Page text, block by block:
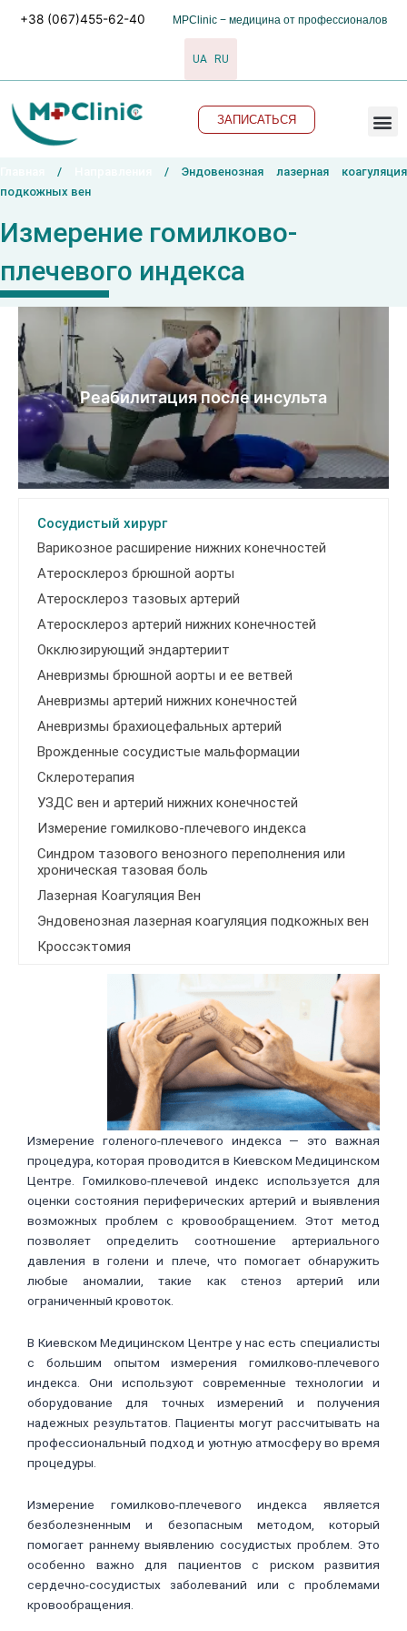
+38 (067)455-62-40 MPClinic − медицина от профессионалов
UA RU
ЗАПИСАТЬСЯ
/
/ Эндовенозная лазерная коагуляция
подкожных вен
Измерение гомилково-
плечевого индекса
Измерение голеного-плечевого индекса — это важная
процедура, которая проводится в Киевском Медицинском
Центре. Гомилково-плечевой индекс используется для
оценки состояния периферических артерий и выявления
возможных проблем с кровообращением. Этот метод
позволяет определить соотношение артериального
давления в голени и плече, что помогает обнаружить
любые аномалии, такие как стеноз артерий или
ограниченный кровоток.
В Киевском Медицинском Центре у нас есть специалисты
с большим опытом измерения гомилково-плечевого
индекса. Они используют современные технологии и
оборудование для точных измерений и получения
надежных результатов. Пациенты могут рассчитывать на
профессиональный подход и уютную атмосферу во время
процедуры.
Измерение гомилково-плечевого индекса является
безболезненным и безопасным методом, который
помогает раннему выявлению сосудистых проблем. Это
особенно важно для пациентов с риском развития
сердечно-сосудистых заболеваний или с проблемами
кровообращения.
Реабилитация после инсульта
Сосудистый хирург
Варикозное расширение нижних конечностей
Атеросклероз брюшной аорты
Атеросклероз тазовых артерий
Атеросклероз артерий нижних конечностей
Окклюзирующий эндартериит
Аневризмы брюшной аорты и ее ветвей
Аневризмы артерий нижних конечностей
Аневризмы брахиоцефальных артерий
Врожденные сосудистые мальформации
Склеротерапия
УЗДС вен и артерий нижних конечностей
Измерение гомилково-плечевого индекса
Синдром тазового венозного переполнения или
хроническая тазовая боль
Лазерная Коагуляция Вен
Эндовенозная лазерная коагуляция подкожных вен
Кроссэктомия